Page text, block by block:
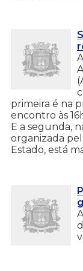
primeira é na
encontro às
E a segunda,
organizada
Estado, está